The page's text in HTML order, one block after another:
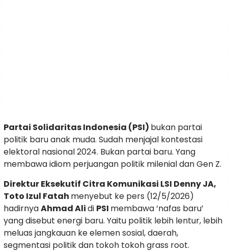
Partai Solidaritas Indonesia (PSI) bukan partai
politik baru anak muda. Sudah menjajal kontestasi
elektoral nasional 2024. Bukan partai baru. Yang
membawa idiom perjuangan politik milenial dan Gen Z.
Direktur Eksekutif Citra Komunikasi LSI Denny JA,
Toto Izul Fatah menyebut ke pers (12/5/2026)
hadirnyaAhmad Alidi PSI membawa ‘nafas baru’
yang disebut energi baru. Yaitu politik lebih lentur, lebih
meluas jangkauan ke elemen sosial, daerah,
segmentasi politik dan tokoh tokoh grass root.